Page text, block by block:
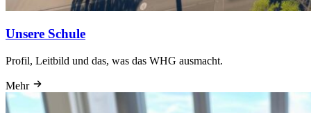
Unsere Schule
Profil, Leitbild und das, was das WHG ausmacht.
Mehr